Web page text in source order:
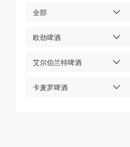
全部
欧劲啤酒
艾尔伯兰特啤酒
卡麦罗啤酒